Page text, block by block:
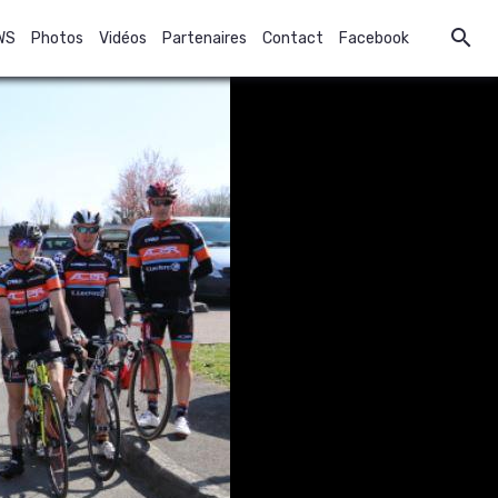
Photos Vidéos Partenaires Contact Facebook